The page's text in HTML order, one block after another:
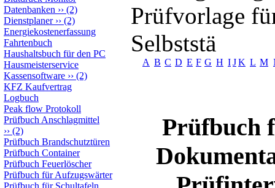
Datenbanken ›› (2)
Dienstplaner›› (2)
Energiekostenerfassung
Fahrtenbuch
Haushaltsbuch für den PC
Hausmeisterservice
Kassensoftware ›› (2)
KFZ Kaufvertrag
Logbuch
Peak flow Protokoll
Prüfbuch Anschlagmittel
›› (2)
Prüfbuch Brandschutztüren
Prüfbuch Container
Prüfbuch Feuerlöscher
Prüfbuch für Aufzugswärter
Prüfbuch für Schultafeln
Prüfvorlage
Selbststä
A B C D E F G H IJK L M
Prüfbuch